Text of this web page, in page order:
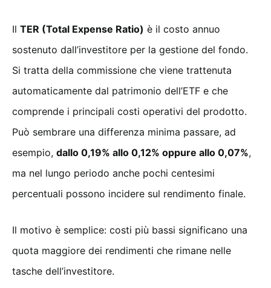
Il TER (Total Expense Ratio) è il costo annuo
sostenuto dall’investitore per la gestione del fondo.
Si tratta della commissione che viene trattenuta
automaticamente dal patrimonio dell’ETF e che
comprende i principali costi operativi del prodotto.
Può sembrare una differenza minima passare, ad
esempio, dallo 0,19% allo 0,12% oppure allo 0,07%,
ma nel lungo periodo anche pochi centesimi
percentuali possono incidere sul rendimento finale.
Il motivo è semplice: costi più bassi significano una
quota maggiore dei rendimenti che rimane nelle
tasche dell’investitore.